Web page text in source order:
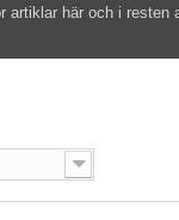
artiklar här och i resten